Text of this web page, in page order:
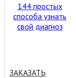
ЗАКАЗАТЬ